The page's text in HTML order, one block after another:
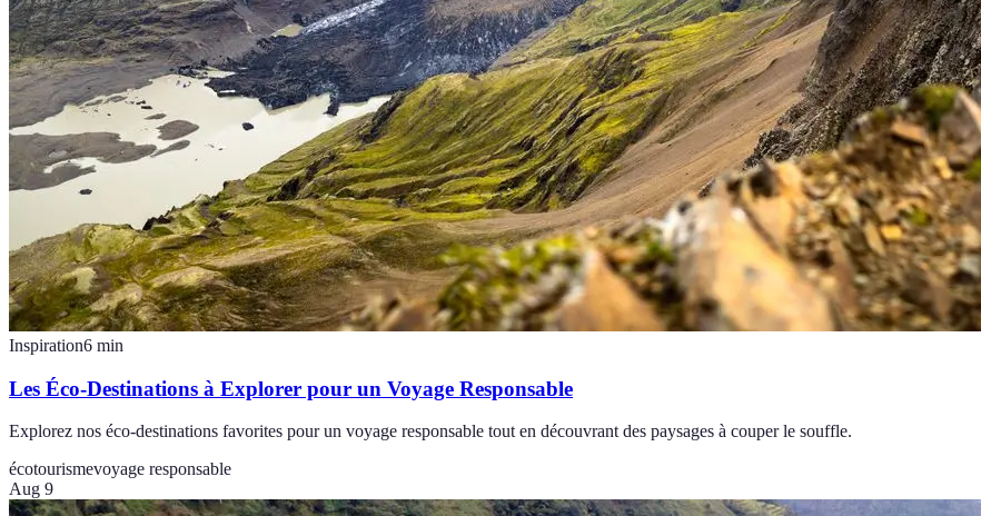
Inspiration6 min
Les Éco-Destinations à Explorer pour un Voyage Responsable
Explorez nos éco-destinations favorites pour un voyage responsable tout en découvrant des paysages à couper le souffle.
écotourismevoyage responsable
Aug 9